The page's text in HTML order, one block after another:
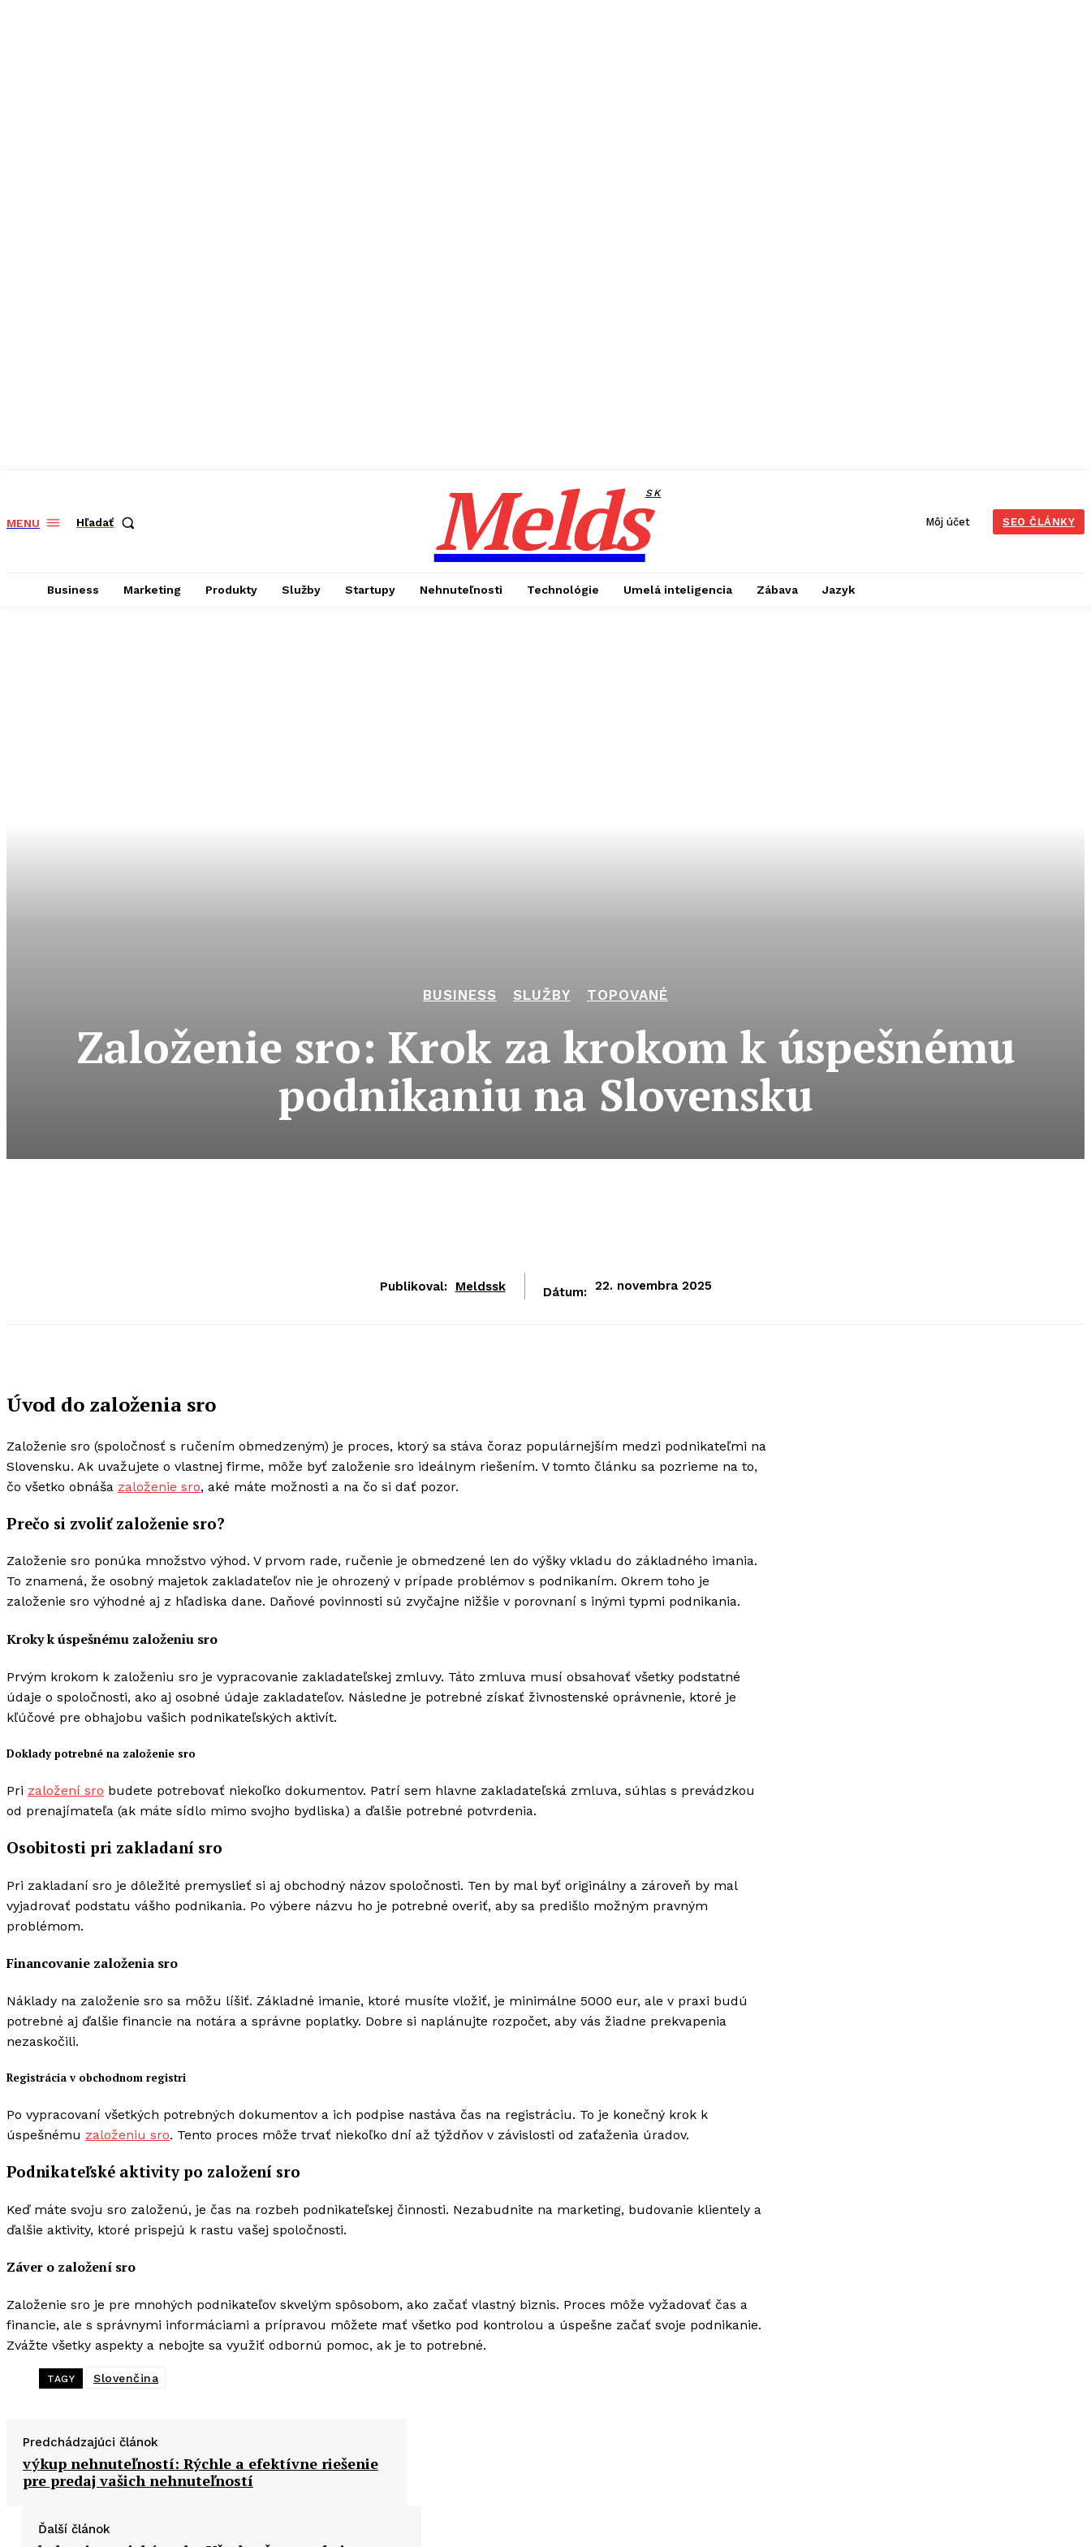
MENU Hľadať MeldsSK
Môj účet SEO ČLÁNKY
Business Marketing Produkty Služby Startupy Nehnuteľnosti Technológie Umelá inteligencia Zábava Jazyk
BUSINESS SLUŽBY TOPOVANÉ
Založenie sro: Krok za krokom k úspešnému
podnikaniu na Slovensku
Publikoval: Meldssk Dátum: 22. novembra 2025
Úvod do založenia sro
Založenie sro (spoločnosť s ručením obmedzeným) je proces, ktorý sa stáva čoraz populárnejším medzi podnikateľmi na
Slovensku. Ak uvažujete o vlastnej firme, môže byť založenie sro ideálnym riešením. V tomto článku sa pozrieme na to,
čo všetko obnáša založenie sro, aké máte možnosti a na čo si dať pozor.
Prečo si zvoliť založenie sro?
Založenie sro ponúka množstvo výhod. V prvom rade, ručenie je obmedzené len do výšky vkladu do základného imania.
To znamená, že osobný majetok zakladateľov nie je ohrozený v prípade problémov s podnikaním. Okrem toho je
založenie sro výhodné aj z hľadiska dane. Daňové povinnosti sú zvyčajne nižšie v porovnaní s inými typmi podnikania.
Kroky k úspešnému založeniu sro
Prvým krokom k založeniu sro je vypracovanie zakladateľskej zmluvy. Táto zmluva musí obsahovať všetky podstatné
údaje o spoločnosti, ako aj osobné údaje zakladateľov. Následne je potrebné získať živnostenské oprávnenie, ktoré je
kľúčové pre obhajobu vašich podnikateľských aktivít.
Doklady potrebné na založenie sro
Pri založení sro budete potrebovať niekoľko dokumentov. Patrí sem hlavne zakladateľská zmluva, súhlas s prevádzkou
od prenajímateľa (ak máte sídlo mimo svojho bydliska) a ďalšie potrebné potvrdenia.
Osobitosti pri zakladaní sro
Pri zakladaní sro je dôležité premyslieť si aj obchodný názov spoločnosti. Ten by mal byť originálny a zároveň by mal
vyjadrovať podstatu vášho podnikania. Po výbere názvu ho je potrebné overiť, aby sa predišlo možným pravným
problémom.
Financovanie založenia sro
Náklady na založenie sro sa môžu líšiť. Základné imanie, ktoré musíte vložiť, je minimálne 5000 eur, ale v praxi budú
potrebné aj ďalšie financie na notára a správne poplatky. Dobre si naplánujte rozpočet, aby vás žiadne prekvapenia
nezaskočili.
Registrácia v obchodnom registri
Po vypracovaní všetkých potrebných dokumentov a ich podpise nastáva čas na registráciu. To je konečný krok k
úspešnému založeniu sro. Tento proces môže trvať niekoľko dní až týždňov v závislosti od zaťaženia úradov.
Podnikateľské aktivity po založení sro
Keď máte svoju sro založenú, je čas na rozbeh podnikateľskej činnosti. Nezabudnite na marketing, budovanie klientely a
ďalšie aktivity, ktoré prispejú k rastu vašej spoločnosti.
Záver o založení sro
Založenie sro je pre mnohých podnikateľov skvelým spôsobom, ako začať vlastný biznis. Proces môže vyžadovať čas a
financie, ale s správnymi informáciami a prípravou môžete mať všetko pod kontrolou a úspešne začať svoje podnikanie.
Zvážte všetky aspekty a nebojte sa využiť odbornú pomoc, ak je to potrebné.
TAGY Slovenčina
Predchádzajúci článok
výkup nehnuteľností: Rýchle a efektívne riešenie
pre predaj vašich nehnuteľností
Ďalší článok